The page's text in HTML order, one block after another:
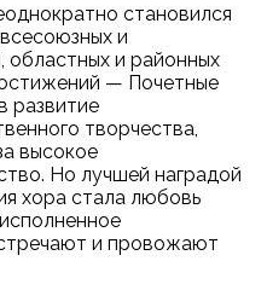
становился
и
областных и районных
— Почетные
развитие
творчества,
высокое
Но лучшей наградой
хора стала любовь
и провожают